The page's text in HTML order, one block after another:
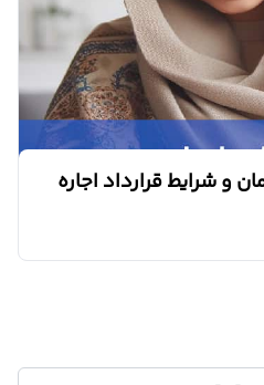
و شرایط قرارداد اجاره